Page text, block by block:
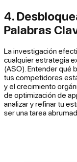
4.
Palabras
La investigación
cualquier estrategia
(ASO). Entender qué
tus competidores
y el crecimiento
de optimización de
analizar y refinar tu
ser una tarea